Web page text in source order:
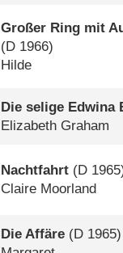
Großer Ring mit
(D 1966)
Hilde
Die selige Edwina
Elizabeth Graham
Nachtfahrt (D
Claire Moorland
Die Affäre (D 1965)